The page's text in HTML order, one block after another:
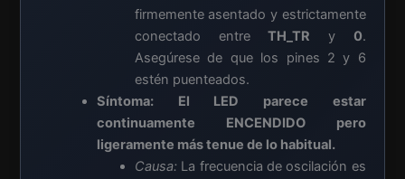
firmemente asentado y estrictamente
conectado entreTH_TR y 0.
Asegúrese de que los pines 2 y 6
estén puenteados.
Síntoma: El LED parece estar
continuamente ENCENDIDO pero
ligeramente más tenue de lo habitual.
Causa:La frecuencia de oscilación es